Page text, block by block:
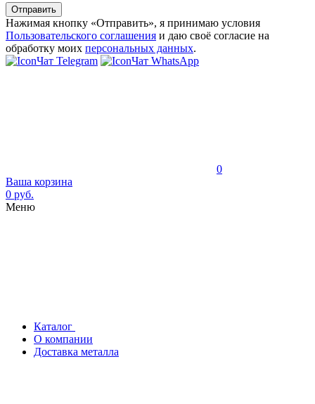
Отправить
Нажимая кнопку «Отправить», я принимаю условия
Пользовательского соглашения и даю своё согласие на
обработку моих персональных данных.
Чат Telegram
Чат WhatsApp
0
Ваша корзина
0 руб.
Меню
Каталог
О компании
Доставка металла